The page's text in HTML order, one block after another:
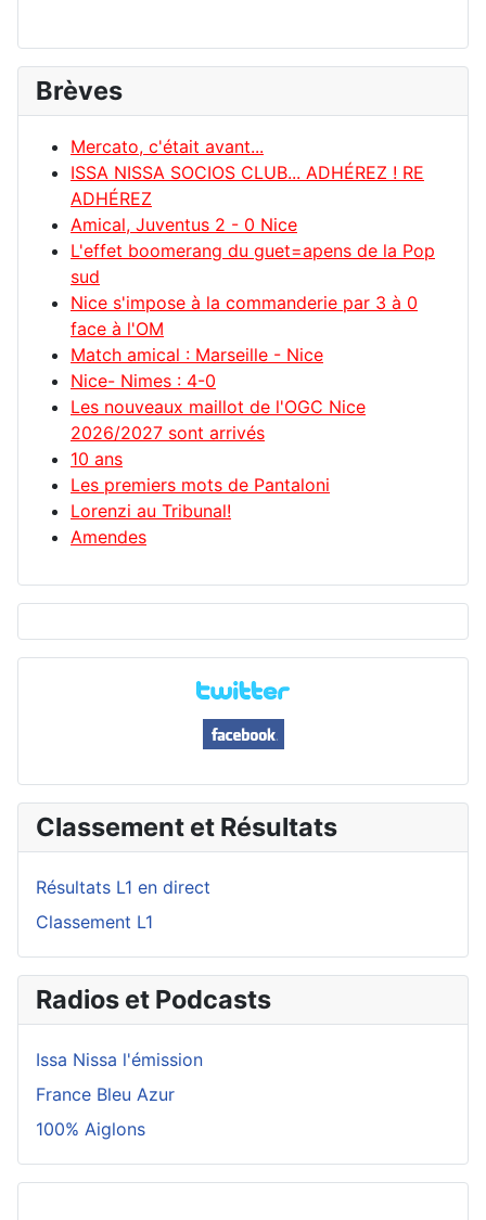
Brèves
Mercato, c'était avant...
ISSA NISSA SOCIOS CLUB... ADHÉREZ ! RE
ADHÉREZ
Amical, Juventus 2 - 0 Nice
L'effet boomerang du guet=apens de la Pop
sud
Nice s'impose à la commanderie par 3 à 0
face à l'OM
Match amical : Marseille - Nice
Nice- Nimes : 4-0
Les nouveaux maillot de l'OGC Nice
2026/2027 sont arrivés
10 ans
Les premiers mots de Pantaloni
Lorenzi au Tribunal!
Amendes
Classement et Résultats
Résultats L1 en direct
Classement L1
Radios et Podcasts
Issa Nissa l'émission
France Bleu Azur
100% Aiglons